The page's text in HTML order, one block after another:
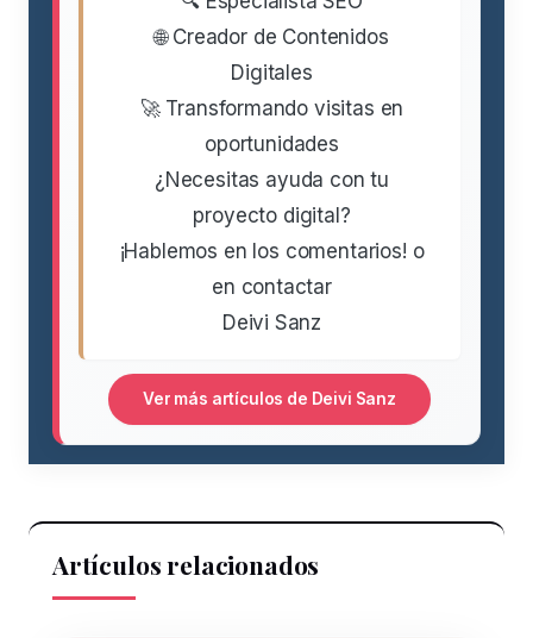
🌐 Creador de Contenidos
Digitales
🚀 Transformando visitas en
oportunidades
¿Necesitas ayuda con tu
proyecto digital?
¡Hablemos en los comentarios! o
en contactar
Deivi Sanz
Ver más artículos de Deivi Sanz
Artículos relacionados